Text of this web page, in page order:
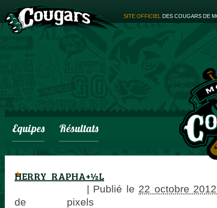
SITE OFFICIEL DES COUGARS DE
Equipes Résultats
HERRY_RAPHA+½L
| Publié le 22 octobre 2012
de
pixels